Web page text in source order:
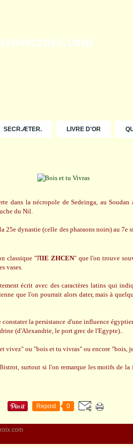
SECR.ÆTER. LIVRE D'OR
dans la nécropole de Sedeinga, au
du Nil.
25e dynastie (celle des pharaons noirs) au 7e
classique "πIE ZHCEN" que l'on trouve
vases.
écrit avec des caractères latins qui
que l'on pourrait alors dater, mais à
constater la persistance d'une influence
(d'Alexandrie, le port grec de l'Egypte)..
vivez" ou "bois et tu vivras" ou encore "bois,
surtout si l'on remarque les motifs de
Repost 0